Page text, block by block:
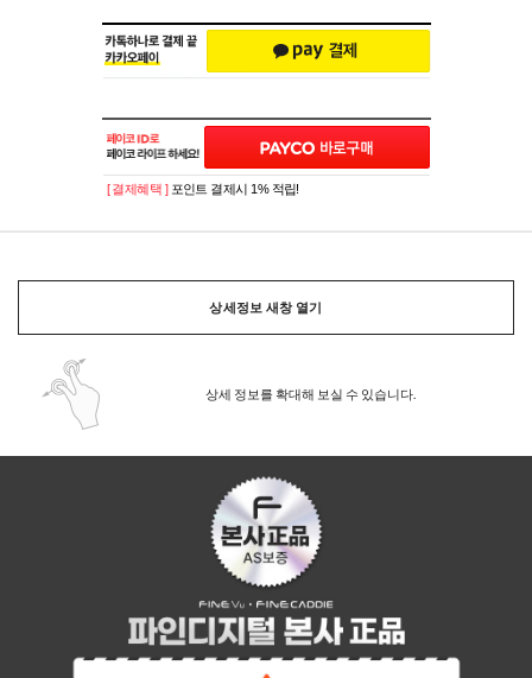
[ 결제혜택 ] 포인트 결제시 1% 적립!
상세정보 새창 열기
상세 정보를 확대해 보실 수 있습니다.